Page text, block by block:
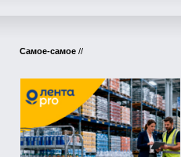
Самое-самое //